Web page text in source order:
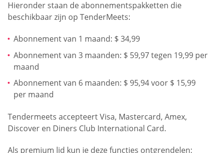
Hieronder staan de abonnementspakketten die
beschikbaar zijn op TenderMeets:
Abonnement van 1 maand: $ 34,99
Abonnement van 3 maanden: $ 59,97 tegen 19,99 per
maand
Abonnement van 6 maanden: $ 95,94 voor $ 15,99
per maand
Tendermeets accepteert Visa, Mastercard, Amex,
Discover en Diners Club International Card.
Als premium lid kun je deze functies ontgrendelen: